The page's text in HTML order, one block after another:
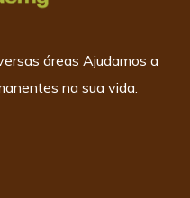
áreas Ajudamos a
na sua vida.